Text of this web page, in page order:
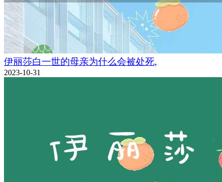
伊丽莎白一世的母亲为什么会被处死,
2023-10-31